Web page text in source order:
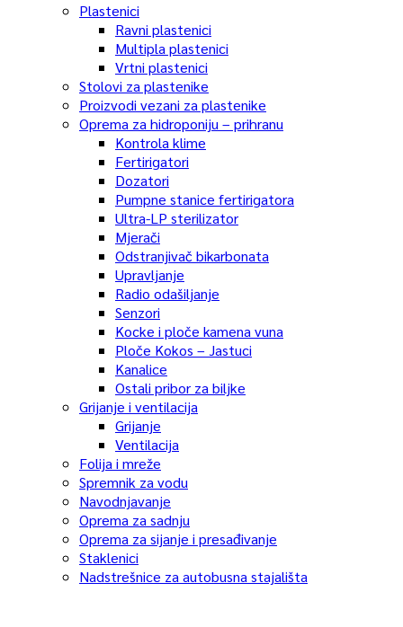
Plastenici
Ravni plastenici
Multipla plastenici
Vrtni plastenici
Stolovi za plastenike
Proizvodi vezani za plastenike
Oprema za hidroponiju – prihranu
Kontrola klime
Fertirigatori
Dozatori
Pumpne stanice fertirigatora
Ultra-LP sterilizator
Mjerači
Odstranjivač bikarbonata
Upravljanje
Radio odašiljanje
Senzori
Kocke i ploče kamena vuna
Ploče Kokos – Jastuci
Kanalice
Ostali pribor za biljke
Grijanje i ventilacija
Grijanje
Ventilacija
Folija i mreže
Spremnik za vodu
Navodnjavanje
Oprema za sadnju
Oprema za sijanje i presađivanje
Staklenici
Nadstrešnice za autobusna stajališta